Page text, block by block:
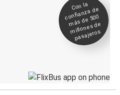
Con la
confianza de
más de 500
millones de
pasajeros